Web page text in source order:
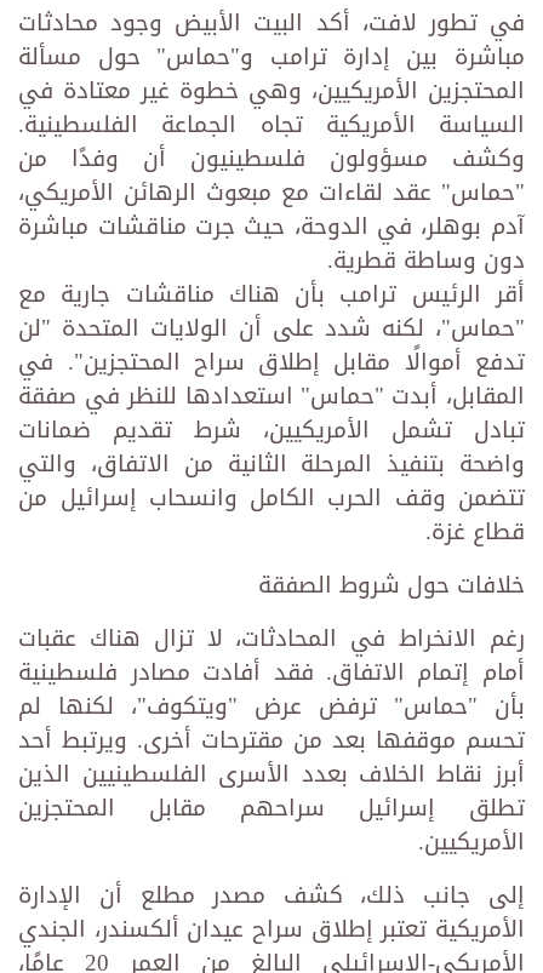
في تطور لافت، أكد البيت الأبيض وجود محادثات
مباشرة بين إدارة ترامب و"حماس" حول مسألة
المحتجزين الأمريكيين، وهي خطوة غير معتادة في
السياسة الأمريكية تجاه الجماعة الفلسطينية.
وكشف مسؤولون فلسطينيون أن وفدًا من
"حماس" عقد لقاءات مع مبعوث الرهائن الأمريكي،
آدم بوهلر، في الدوحة، حيث جرت مناقشات مباشرة
دون وساطة قطرية.
أقر الرئيس ترامب بأن هناك مناقشات جارية مع
"حماس"، لكنه شدد على أن الولايات المتحدة "لن
تدفع أموالًا مقابل إطلاق سراح المحتجزين". في
المقابل، أبدت "حماس" استعدادها للنظر في صفقة
تبادل تشمل الأمريكيين، شرط تقديم ضمانات
واضحة بتنفيذ المرحلة الثانية من الاتفاق، والتي
تتضمن وقف الحرب الكامل وانسحاب إسرائيل من
قطاع غزة.
خلافات حول شروط الصفقة
رغم الانخراط في المحادثات، لا تزال هناك عقبات
أمام إتمام الاتفاق. فقد أفادت مصادر فلسطينية
بأن "حماس" ترفض عرض "ويتكوف"، لكنها لم
تحسم موقفها بعد من مقترحات أخرى. ويرتبط أحد
أبرز نقاط الخلاف بعدد الأسرى الفلسطينيين الذين
تطلق إسرائيل سراحهم مقابل المحتجزين
الأمريكيين.
إلى جانب ذلك، كشف مصدر مطلع أن الإدارة
الأمريكية تعتبر إطلاق سراح عيدان ألكسندر، الجندي
الأمريكي-الإسرائيلي البالغ من العمر 20 عامًا،